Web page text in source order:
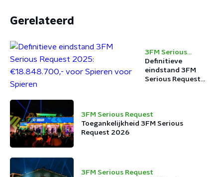
Gerelateerd
3FM Serious
Request
Definitieve
eindstand 3FM
Serious Request
Spieren
3FM Serious Request
Toegankelijkheid 3FM Serious
Request 2026
3FM Serious Request